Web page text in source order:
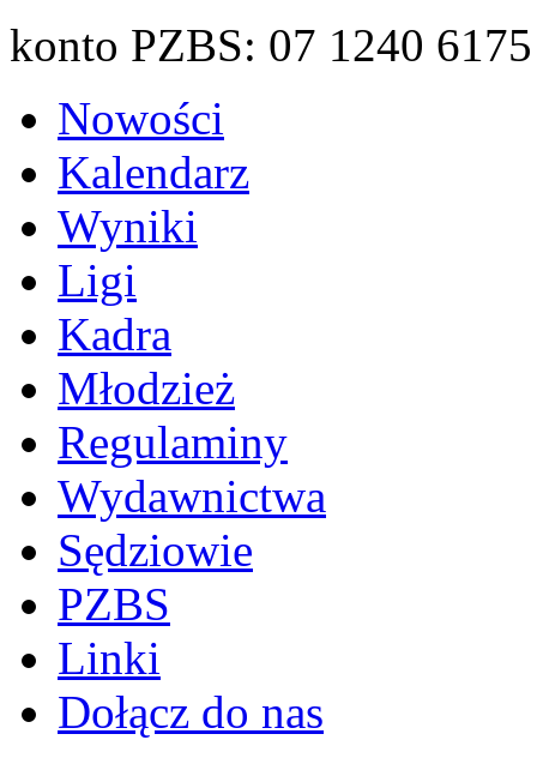
konto PZBS: 07 1240
Nowości
Kalendarz
Wyniki
Ligi
Kadra
Młodzież
Regulaminy
Wydawnictwa
Sędziowie
PZBS
Linki
Dołącz do nas